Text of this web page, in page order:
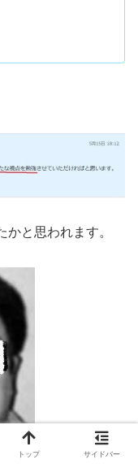
と思われます。
トップ サイドバー